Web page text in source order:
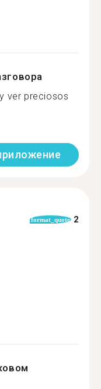
ver preciosos
format_quote 2